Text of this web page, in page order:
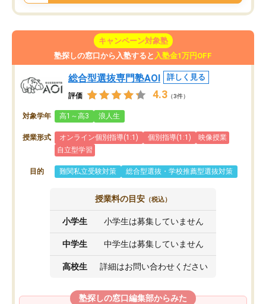
キャンペーン対象塾
塾探しの窓口から入塾すると 入塾金1万円OFF
総合型選抜専門塾AOI 詳しく見る
評価 4.3 （3件）
対象学年 高1～高3 浪人生
授業形式 オンライン個別指導(1:1) 個別指導(1:1)
映像授業
自立型学習
目的 難関私立受験対策 総合型選抜・学校推薦型選抜対策
授業料の目安 （税込）
小学生 小学生は募集していません
中学生 中学生は募集していません
高校生 詳細はお問い合わせください
塾探しの窓口編集部からみた